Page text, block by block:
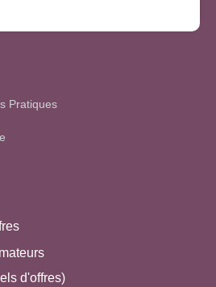
Pratiques
d'offres)